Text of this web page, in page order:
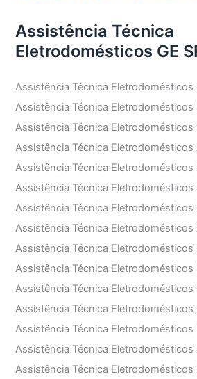
Assistência Técnica
Eletrodomésticos GE
Assistência Técnica Eletrodomésticos
Assistência Técnica
Assistência Técnica Eletrodomésticos
Assistência Técnica Eletrodomésticos
Assistência Técnica Eletrodomésticos
Assistência Técnica
Assistência Técnica
Assistência Técnica
Assistência Técnica Eletrodomésticos
Assistência Técnica
Assistência Técnica Eletrodomésticos
Assistência Técnica Eletrodomésticos
Assistência Técnica Eletrodomésticos
Assistência Técnica Eletrodomésticos
Assistência Técnica Eletrodomésticos